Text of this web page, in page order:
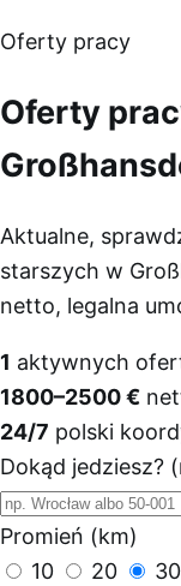
Oferty pracy
Oferty
Aktualne,
starszych w
netto, legalna
1 aktywnych
1800–2500 €
24/7 polski
Dokąd jedziesz?
Promień (km)
10
20 30